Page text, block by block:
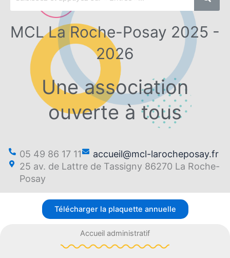
MCL La Roche-Posay 2025 -
2026
Une association
ouverte à tous
05 49 86 17 11
accueil@mcl-larocheposay.fr
25 av. de Lattre de Tassigny 86270 La Roche-
Posay
Télécharger la plaquette annuelle
Accueil administratif